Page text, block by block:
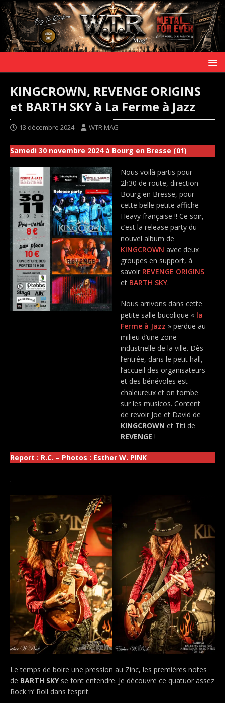
KINGCROWN, REVENGE ORIGINS
et BARTH SKY à La Ferme à Jazz
13 décembre 2024 WTR MAG
Samedi 30 novembre 2024 à Bourg en Bresse (01)
Nous voilà partis pour
2h30 de route, direction
Bourg en Bresse, pour
cette belle petite affiche
Heavy française !! Ce soir,
c’est la release party du
nouvel album de
KINGCROWN avec deux
groupes en support, à
savoir REVENGE ORIGINS
et BARTH SKY.
Nous arrivons dans cette
petite salle bucolique « la
Ferme à Jazz » perdue au
milieu d’une zone
industrielle de la ville. Dès
l’entrée, dans le petit hall,
l’accueil des organisateurs
et des bénévoles est
chaleureux et on tombe
sur les musicos. Content
de revoir Joe et David de
KINGCROWN et Titi de
REVENGE !
Report : R.C. – Photos : Esther W. PINK
.
Le temps de boire une pression au Zinc, les premières notes
de BARTH SKYse font entendre. Je découvre ce quatuor assez
Rock ‘n’ Roll dans l’esprit.